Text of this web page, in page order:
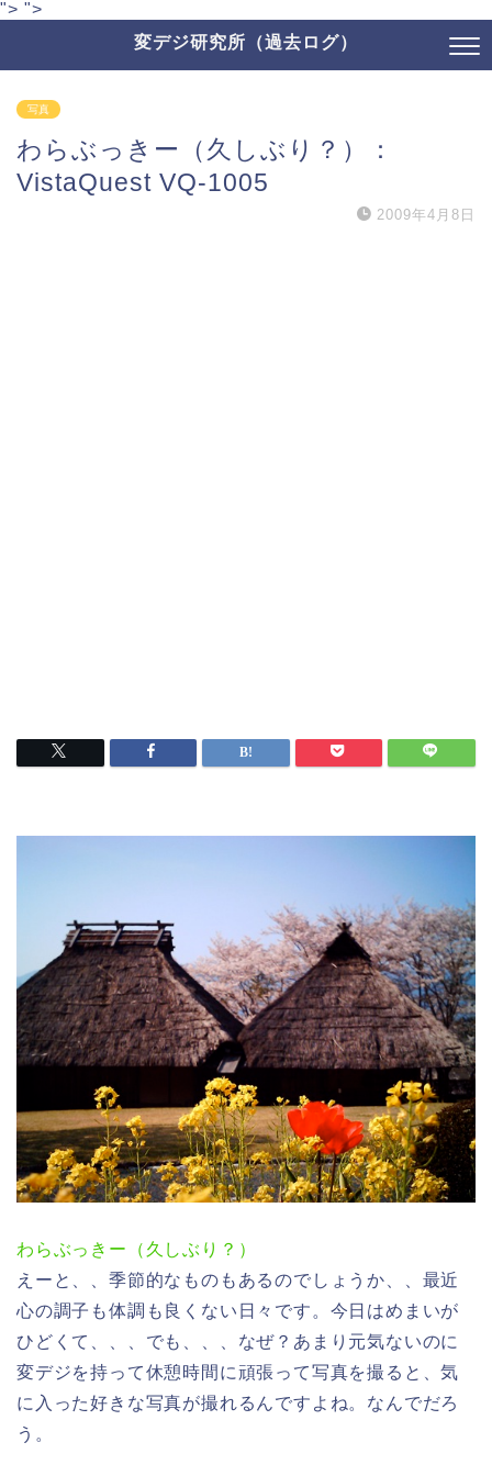
"> ">
変デジ研究所（過去ログ）
写真
わらぶっきー（久しぶり？）：
VistaQuest VQ-1005
2009年4月8日
わらぶっきー（久しぶり？）
えーと、、季節的なものもあるのでしょうか、、最近
心の調子も体調も良くない日々です。今日はめまいが
ひどくて、、、でも、、、なぜ？あまり元気ないのに
変デジを持って休憩時間に頑張って写真を撮ると、気
に入った好きな写真が撮れるんですよね。なんでだろ
う。